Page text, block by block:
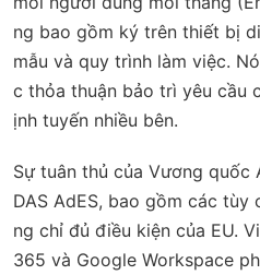
ng bao gồm ký trên thiết bị
mẫu và quy trình làm việc.
c thỏa thuận bảo trì yêu cầu
ịnh tuyến nhiều bên.
Sự tuân thủ của Vương quốc
DAS AdES, bao gồm các
ng chỉ đủ điều kiện của EU.
365 và Google Workspace